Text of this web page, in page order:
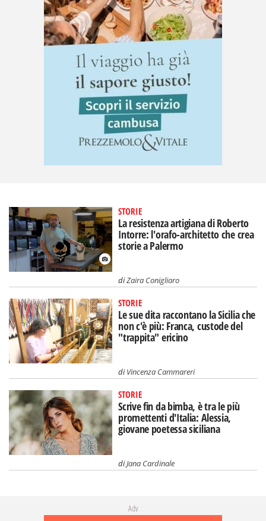
STORIE
La resistenza artigiana di Roberto
Intorre: l'orafo-architetto che crea
storie a Palermo
diZaira Conigliaro
STORIE
Le sue dita raccontano la Sicilia che
non c'è più: Franca, custode del
"trappita" ericino
diVincenza Cammareri
STORIE
Scrive fin da bimba, è tra le più
promettenti d'Italia: Alessia,
giovane poetessa siciliana
diJana Cardinale
Adv